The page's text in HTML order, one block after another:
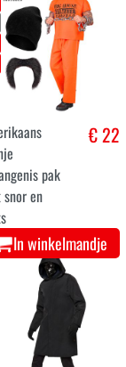
pak
en
€ 22
In winkelmandje